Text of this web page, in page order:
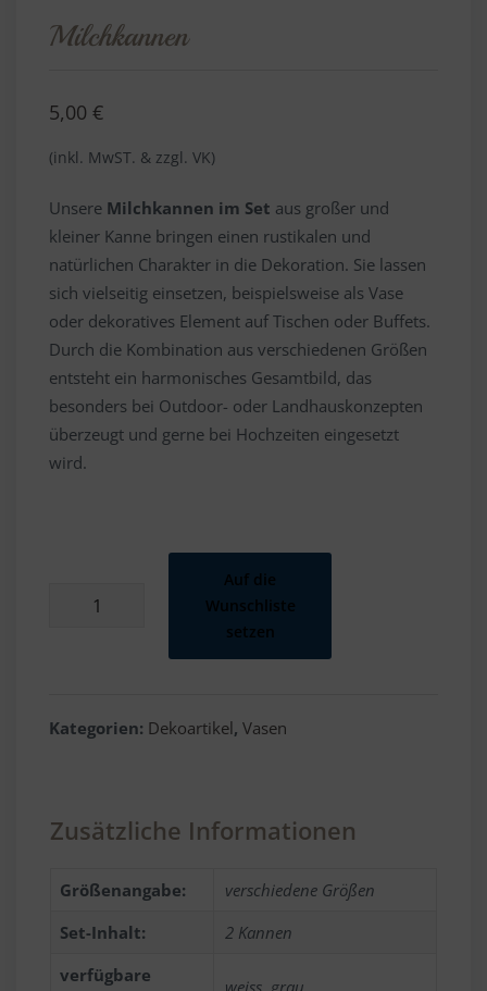
Milchkannen
5,00 €
(inkl. MwST. & zzgl. VK)
Unsere Milchkannen im Set aus großer und
kleiner Kanne bringen einen rustikalen und
natürlichen Charakter in die Dekoration. Sie lassen
sich vielseitig einsetzen, beispielsweise als Vase
oder dekoratives Element auf Tischen oder Buffets.
Durch die Kombination aus verschiedenen Größen
entsteht ein harmonisches Gesamtbild, das
besonders bei Outdoor- oder Landhauskonzepten
überzeugt und gerne bei Hochzeiten eingesetzt
wird.
Milchkannen
Auf die
Wunschliste
setzen
Kategorien: Dekoartikel, Vasen
Zusätzliche Informationen
Größenangabe:
verschiedene Größen
Set-Inhalt:
2 Kannen
verfügbare
weiss, grau